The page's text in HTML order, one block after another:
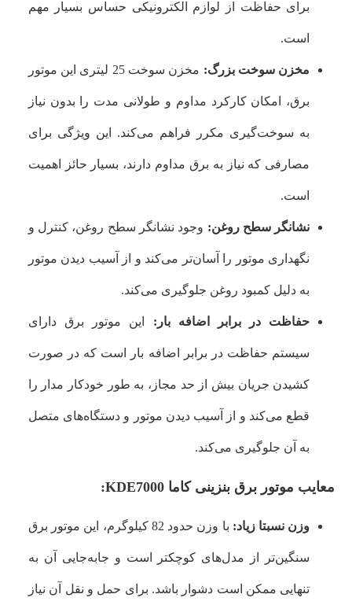
برای حفاظت از لوازم الکترونیکی حساس بسیار مهم
است.
مخزن سوخت بزرگ: مخزن سوخت 25 لیتری این موتور
برق، امکان کارکرد مداوم و طولانی مدت را بدون نیاز
به سوخت‌گیری مکرر فراهم می‌کند. این ویژگی برای
مصارفی که نیاز به برق مداوم دارند، بسیار حائز اهمیت
است.
نشانگر سطح روغن: وجود نشانگر سطح روغن، کنترل و
نگهداری موتور را آسان‌تر می‌کند و از آسیب دیدن موتور
به دلیل کمبود روغن جلوگیری می‌کند.
حفاظت در برابر اضافه بار: این موتور برق دارای
سیستم حفاظت در برابر اضافه بار است که در صورت
کشیدن جریان بیش از حد مجاز، به طور خودکار مدار را
قطع می‌کند و از آسیب دیدن موتور و دستگاه‌های متصل
به آن جلوگیری می‌کند.
معایب موتور برق بنزینی کاما KDE7000:
وزن نسبتا زیاد: با وزن حدود 82 کیلوگرم، این موتور برق
سنگین‌تر از مدل‌های کوچکتر است و جابه‌جایی آن به
تنهایی ممکن است دشوار باشد. برای حمل و نقل آن نیاز